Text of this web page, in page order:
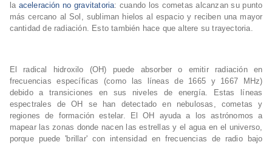
la aceleración no gravitatoria: cuando los cometas alcanzan su punto
más cercano al Sol, subliman hielos al espacio y reciben una mayor
cantidad de radiación. Esto también hace que altere su trayectoria.
El radical hidroxilo (OH) puede absorber o emitir radiación en
frecuencias específicas (como las líneas de 1665 y 1667 MHz)
debido a transiciones en sus niveles de energía. Estas líneas
espectrales de OH se han detectado en nebulosas, cometas y
regiones de formación estelar. El OH ayuda a los astrónomos a
mapear las zonas donde nacen las estrellas y el agua en el universo,
porque puede 'brillar' con intensidad en frecuencias de radio bajo